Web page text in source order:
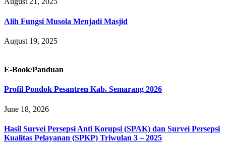
Alih Fungsi Musola Menjadi Masjid
August 19, 2025
E-Book/Panduan
Profil Pondok Pesantren Kab. Semarang 2026
June 18, 2026
Hasil Survei Persepsi Anti Korupsi (SPAK) dan Survei Persepsi
Kualitas Pelayanan (SPKP) Triwulan 3 – 2025